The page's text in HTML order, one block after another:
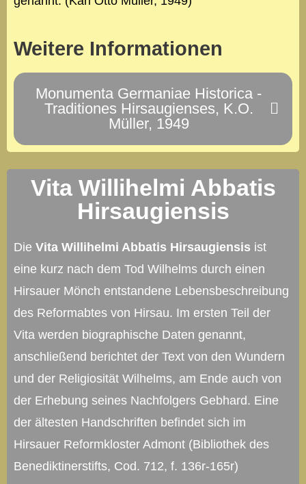
Weitere Informationen
Monumenta Germaniae Historica -
Traditiones Hirsaugienses, K.O.
Müller, 1949
Vita Willihelmi Abbatis
Hirsaugiensis
Die Vita Willihelmi Abbatis Hirsaugiensis ist
eine kurz nach dem Tod Wilhelms durch einen
Hirsauer Mönch entstandene Lebensbeschreibung
des Reformabtes von Hirsau. Im ersten Teil der
Vita werden biographische Daten genannt,
anschließend berichtet der Text von den Wundern
und der Religiosität Wilhelms, am Ende auch von
der Erhebung seines Nachfolgers Gebhard. Eine
der ältesten Handschriften befindet sich im
Hirsauer Reformkloster Admont (Bibliothek des
Benediktinerstifts, Cod. 712, f. 136r-165r)